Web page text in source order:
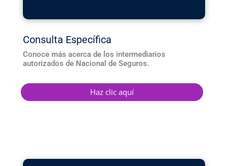
Consulta Específica
Conoce más acerca de los intermediarios
autorizados de Nacional de Seguros.
Haz clic aquí